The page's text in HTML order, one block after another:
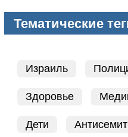
Тематические
Израиль
Здоровье
Дети